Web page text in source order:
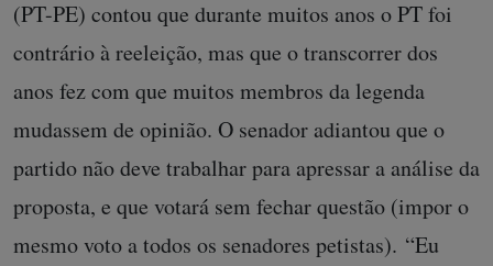
(PT-PE) contou que durante muitos anos o PT foi
contrário à reeleição, mas que o transcorrer dos
anos fez com que muitos membros da legenda
mudassem de opinião. O senador adiantou que o
partido não deve trabalhar para apressar a análise da
proposta, e que votará sem fechar questão (impor o
mesmo voto a todos os senadores petistas). “Eu